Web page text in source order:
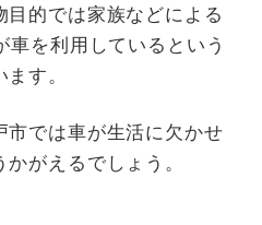
的では家族などによる
車を利用しているという
す。
市では車が生活に欠かせ
がえるでしょう。